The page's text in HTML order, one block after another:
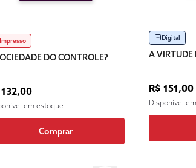
DO CONTROLE?
132,00
em estoque
Comprar
Digital
A
R$ 151,00
Disponível